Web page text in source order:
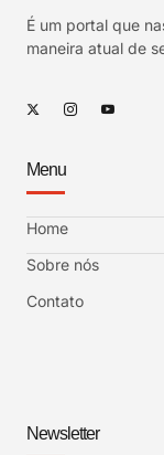
É um portal que
maneira atual de
Menu
Home
Sobre nós
Contato
Newsletter